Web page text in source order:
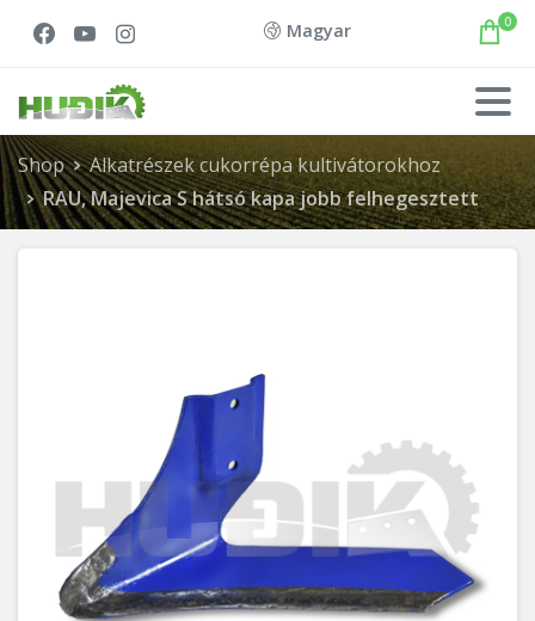
Magyar 0
Shop
Alkatrészek cukorrépa kultivátorokhoz
RAU, Majevica S hátsó kapa jobb felhegesztett